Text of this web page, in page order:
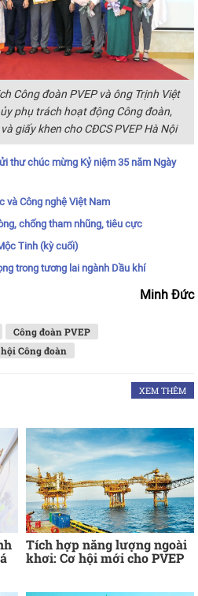
Công đoàn PVEP và ông Trịnh Việt
phụ trách hoạt động Công đoàn,
giấy khen cho CĐCS PVEP Hà Nội
thư chúc mừng Kỷ niệm 35 năm Ngày
và Công nghệ Việt Nam
chống tham nhũng, tiêu cực
Tinh (kỳ cuối)
trong tương lai ngành Dầu khí
Minh Đức
Công đoàn PVEP
Công đoàn
XEM THÊM
Tích hợp năng lượng ngoài
khơi: Cơ hội mới cho PVEP